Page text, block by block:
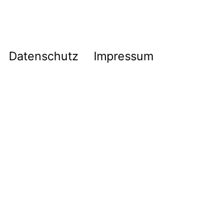
Datenschutz Impressum